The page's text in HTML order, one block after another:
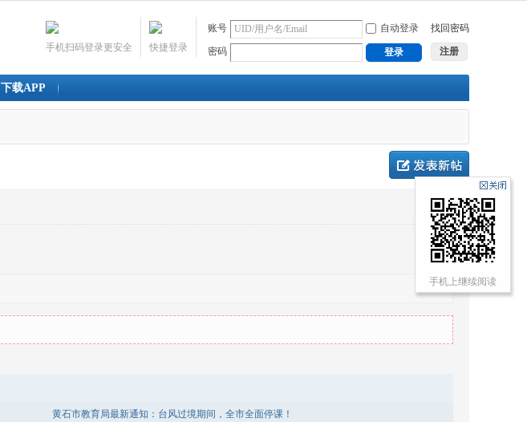
账号 自动登录 找回密码
密码 登录 注册
快捷登录
手机扫码登录更安全
下载APP
黄石市教育局最新通知：台风过境期间，全市全面停课！
手机上继续阅读